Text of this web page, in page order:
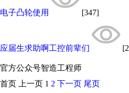
电子凸轮使用 [347]
应届生求助啊工控前辈们
官方公众号智造工程师
首页 上一页 1 2 下一页 尾页